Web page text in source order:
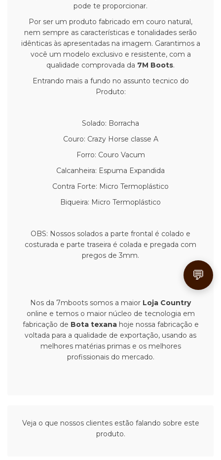
pode te proporcionar.
Por ser um produto fabricado em couro natural,
nem sempre as características e tonalidades serão
idênticas às apresentadas na imagem. Garantimos a
você um modelo exclusivo e resistente, com a
qualidade comprovada da 7M Boots.
Entrando mais a fundo no assunto tecnico do
Produto:
Solado: Borracha
Couro: Crazy Horse classe A
Forro: Couro Vacum
Calcanheira: Espuma Expandida
Contra Forte: Micro Termoplástico
Biqueira: Micro Termoplástico
OBS: Nossos solados a parte frontal é colado e
costurada e parte traseira é colada e pregada com
pregos de 3mm.
Nos da 7mboots somos a maior Loja Country
online e temos o maior núcleo de tecnologia em
fabricação de Bota texanahoje nossa fabricação e
voltada para a qualidade de exportação, usando as
melhores matérias primas e os melhores
profissionais do mercado.
Veja o que nossos clientes estão falando sobre este
produto.
💬